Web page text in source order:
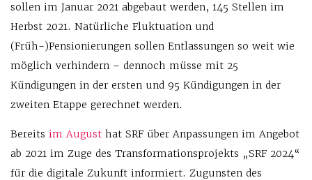
sollen im Januar 2021 abgebaut werden, 145 Stellen im
Herbst 2021. Natürliche Fluktuation und
(Früh-)Pensionierungen sollen Entlassungen so weit wie
möglich verhindern – dennoch müsse mit 25
Kündigungen in der ersten und 95 Kündigungen in der
zweiten Etappe gerechnet werden.
Bereits im August hat SRF über Anpassungen im Angebot
ab 2021 im Zuge des Transformationsprojekts „SRF 2024“
für die digitale Zukunft informiert. Zugunsten des